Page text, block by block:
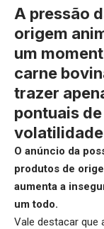
A pressão
origem
um
carne
trazer
pontuais
O anúncio da
produtos de
aumenta a
um todo.
Vale destacar que